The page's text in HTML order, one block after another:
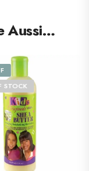
Aussi…
STOCK